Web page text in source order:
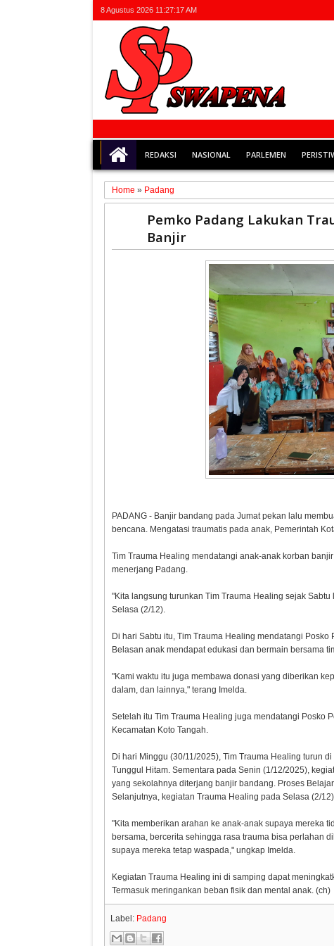
8 Agustus 2026 11:27:18 AM
REDAKSI NASIONAL PARLEMEN
Home » Padang
Pemko Padang Lakukan
Banjir
PADANG - Banjir bandang pada Jumat pekan lalu
bencana. Mengatasi traumatis pada anak, Pemerintah
Tim Trauma Healing mendatangi anak-anak korban
menerjang Padang.
"Kita langsung turunkan Tim Trauma Healing sejak
Selasa (2/12).
Di hari Sabtu itu, Tim Trauma Healing mendatangi
Belasan anak mendapat edukasi dan bermain bersama
"Kami waktu itu juga membawa donasi yang diberikan
dalam, dan lainnya," terang Imelda.
Setelah itu Tim Trauma Healing juga mendatangi Posko
Kecamatan Koto Tangah.
Di hari Minggu (30/11/2025), Tim Trauma Healing turun
Tunggul Hitam. Sementara pada Senin (1/12/2025),
yang sekolahnya diterjang banjir bandang. Proses
Selanjutnya, kegiatan Trauma Healing pada Selasa (2/
"Kita memberikan arahan ke anak-anak supaya mereka
bersama, bercerita sehingga rasa trauma bisa perlahan
supaya mereka tetap waspada," ungkap Imelda.
Kegiatan Trauma Healing ini di samping dapat
Termasuk meringankan beban fisik dan mental anak. (ch)
Label: Padang